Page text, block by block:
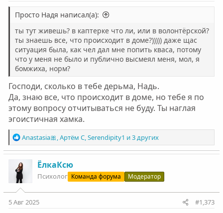
Просто Надя написал(а):
ты тут живешь? в каптерке что ли, или в волонтёрской?
ты знаешь все, что происходит в доме?))))) даже щас
ситуация была, как чел дал мне попить кваса, потому
что у меня не было и публично высмеял меня, мол, я
бомжиха, норм?
Господи, сколько в тебе дерьма, Надь.
Да, знаю все, что происходит в доме, но тебе я по
этому вопросу отчитываться не буду. Ты наглая
эгоистичная хамка.
Р
е
а
к
ц
и
и
:
Anastasia🎀,Артём С,Serendipity1 и 3 других
ЁлкаКсю
Психолог Команда форума Модератор
5 Авг 2025 #1,373